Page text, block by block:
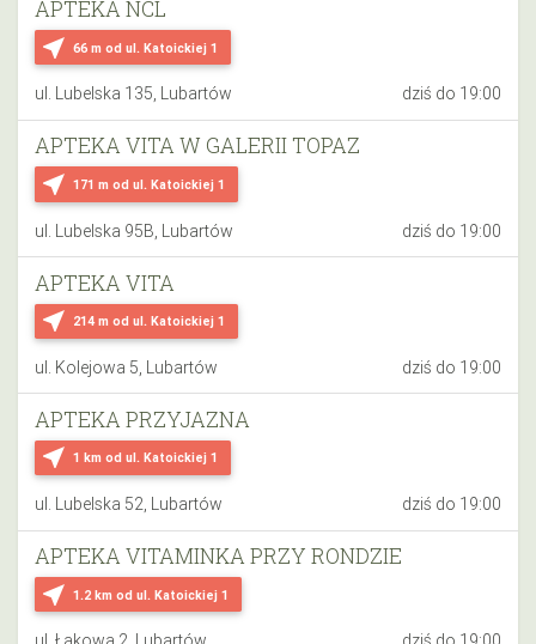
near_me 66 m od ul. Katoickiej 1
APTEKA NCL
ul. Lubelska 135, Lubartów dziś do 19:00
near_me 171 m od ul. Katoickiej 1
APTEKA VITA W GALERII TOPAZ
ul. Lubelska 95B, Lubartów dziś do 19:00
near_me 214 m od ul. Katoickiej 1
APTEKA VITA
ul. Kolejowa 5, Lubartów dziś do 19:00
near_me 1 km od ul. Katoickiej 1
APTEKA PRZYJAZNA
ul. Lubelska 52, Lubartów dziś do 19:00
near_me 1.2 km od ul. Katoickiej 1
APTEKA VITAMINKA PRZY RONDZIE